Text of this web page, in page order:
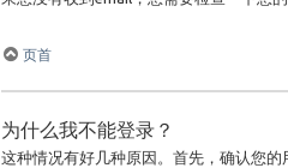
页首
为什么我不能登录？
这种情况有好几种原因。首先，确认您